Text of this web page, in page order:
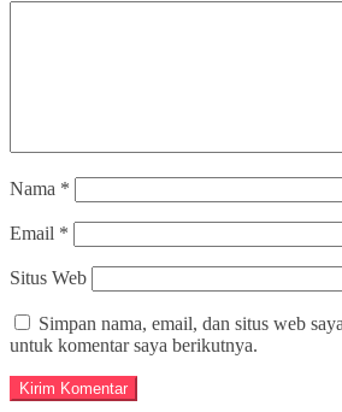
Nama *
Email *
Situs Web
Simpan nama, email, dan situs web
untuk komentar saya berikutnya.